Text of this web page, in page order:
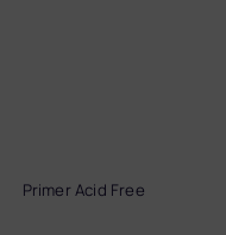
Primer Acid Free